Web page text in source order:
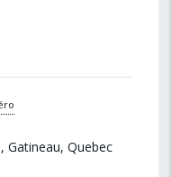
Gatineau, Quebec